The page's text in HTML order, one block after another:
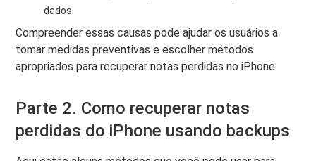
dados.
Compreender essas causas pode ajudar os usuários a
tomar medidas preventivas e escolher métodos
apropriados para recuperar notas perdidas no iPhone.
Parte 2. Como recuperar notas
perdidas do iPhone usando backups